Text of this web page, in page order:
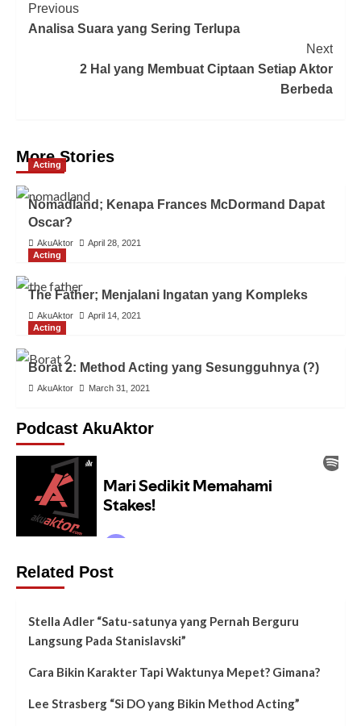
Previous
Analisa Suara yang Sering Terlupa
Next
2 Hal yang Membuat Ciptaan Setiap Aktor
Berbeda
More Stories
Acting
Nomadland; Kenapa Frances McDormand Dapat
Oscar?
AkuAktor
April 28, 2021
Acting
The Father; Menjalani Ingatan yang Kompleks
AkuAktor
April 14, 2021
Acting
Borat 2: Method Acting yang Sesungguhnya (?)
AkuAktor March 31, 2021
Podcast AkuAktor
Related Post
Stella Adler “Satu-satunya yang Pernah Berguru
Langsung Pada Stanislavski”
Cara Bikin Karakter Tapi Waktunya Mepet? Gimana?
Lee Strasberg “Si DO yang Bikin Method Acting”